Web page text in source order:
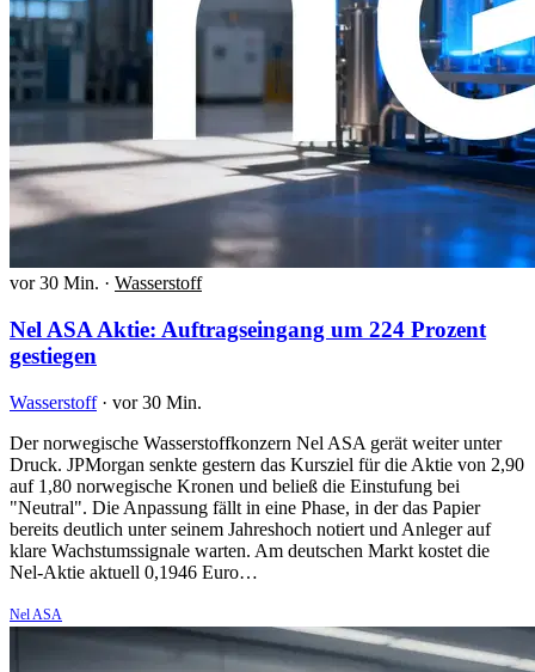
vor 30 Min. · Wasserstoff
Nel ASA Aktie: Auftragseingang um 224 Prozent
gestiegen
Wasserstoff · vor 30 Min.
Der norwegische Wasserstoffkonzern Nel ASA gerät weiter unter
Druck. JPMorgan senkte gestern das Kursziel für die Aktie von 2,90
auf 1,80 norwegische Kronen und beließ die Einstufung bei
"Neutral". Die Anpassung fällt in eine Phase, in der das Papier
bereits deutlich unter seinem Jahreshoch notiert und Anleger auf
klare Wachstumssignale warten. Am deutschen Markt kostet die
Nel-Aktie aktuell 0,1946 Euro…
Nel ASA